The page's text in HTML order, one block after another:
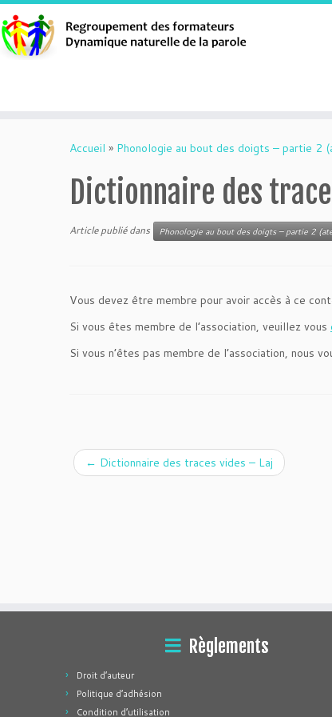
Accueil » Phonologie au bout des doigts – partie 2
Dictionnaire des
Article publié dans Phonologie au bout des doigts – partie 2
Vous devez être membre pour avoir accès à ce
Si vous êtes membre de l’association, veuillez vous
Si vous n’êtes pas membre de l’association, nous
← Dictionnaire des traces vides – Laj
Règlements
Droit d’auteur
Politique d’adhésion
Condition d’utilisation